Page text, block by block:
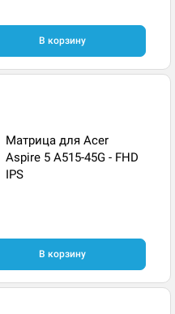
В корзину
Матрица для Acer
Aspire 5 A515-45G - FHD
IPS
В корзину